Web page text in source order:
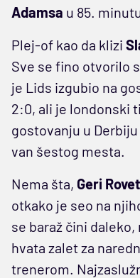
Adamsa u 85.
Plej-of kao da klizi
Sve se fino otvorilo
je Lids izgubio na
2:0, ali je londonski
gostovanju u
van šestog mesta.
Nema šta, Geri Rovet
otkako je seo na
se baraž čini
hvata zalet za
trenerom.